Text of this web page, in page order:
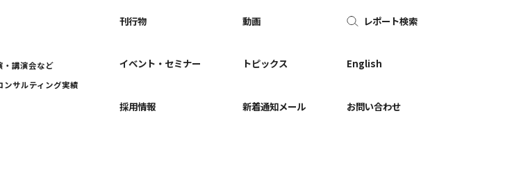
・講演会など
ンサルティング実績
刊行物
イベント・セミナー
採用情報
動画
トピックス
新着通知メール
レポート検索
English
お問い合わせ